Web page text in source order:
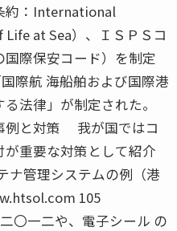
約：International
at Sea）、ＩＳＰＳコ
際保安コード）を制定
際航 海船舶および国際港
法律」が制定された。
と対策 我が国ではコ
重要な対策として紹介
ナ管理システムの例（港
105
〇一二や、電子シール の